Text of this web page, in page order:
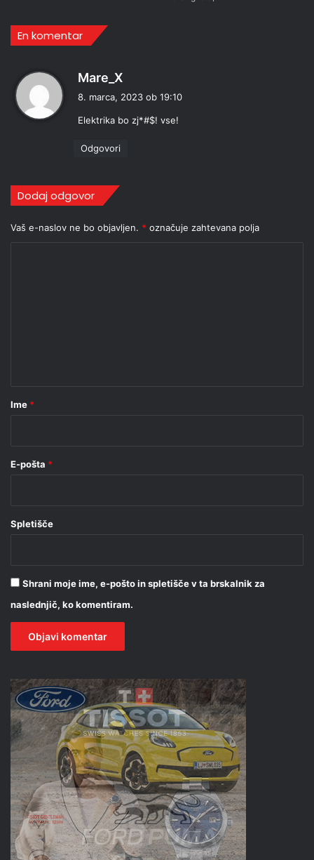
En komentar
Mare_X
v
8. marca, 2023 ob 19:10
Elektrika bo zj*#$! vse!
Odgovori
Dodaj odgovor
Vaš e-naslov ne bo objavljen. * označuje zahtevana polja
rIme *
E-pošta *
Spletišče
Shrani moje ime, e-pošto in spletišče v ta brskalnik za
naslednjič, ko komentiram.